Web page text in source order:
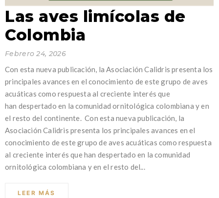
Las aves limícolas de
Colombia
Febrero 24, 2026
Con esta nueva publicación, la Asociación Calidris presenta los
principales avances en el conocimiento de este grupo de aves
acuáticas como respuesta al creciente interés que
han despertado en la comunidad ornitológica colombiana y en
el resto del continente. Con esta nueva publicación, la
Asociación Calidris presenta los principales avances en el
conocimiento de este grupo de aves acuáticas como respuesta
al creciente interés que han despertado en la comunidad
ornitológica colombiana y en el resto del...
LEER MÁS